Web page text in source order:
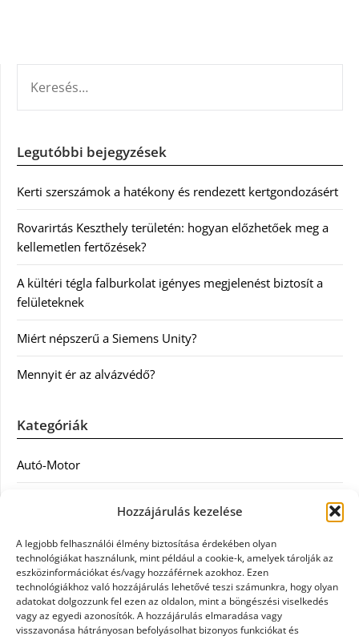
Hozzájárulás kezelése
A legjobb felhasználói élmény biztosítása érdekében olyan
technológiákat használunk, mint például a cookie-k, amelyek tárolják az
eszközinformációkat és/vagy hozzáférnek azokhoz. Ezen
technológiákhoz való hozzájárulás lehetővé teszi számunkra, hogy olyan
adatokat dolgozzunk fel ezen az oldalon, mint a böngészési viselkedés
vagy az egyedi azonosítók. A hozzájárulás elmaradása vagy
visszavonása hátrányosan befolyásolhat bizonyos funkciókat és
Legutóbbi bejegyzések
Kerti szerszámok a hatékony és rendezett kertgondozásért
Rovarirtás Keszthely területén: hogyan előzhetőek meg a
kellemetlen fertőzések?
A kültéri tégla falburkolat igényes megjelenést biztosít a
felületeknek
Miért népszerű a Siemens Unity?
Mennyit ér az alvázvédő?
Kategóriák
Autó-Motor
Egészség
Egyéb
Étel